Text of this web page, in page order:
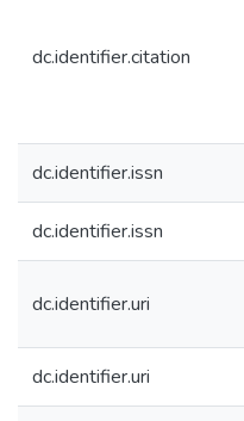
dc.identifier.citation
dc.identifier.issn
dc.identifier.issn
dc.identifier.uri
dc.identifier.uri